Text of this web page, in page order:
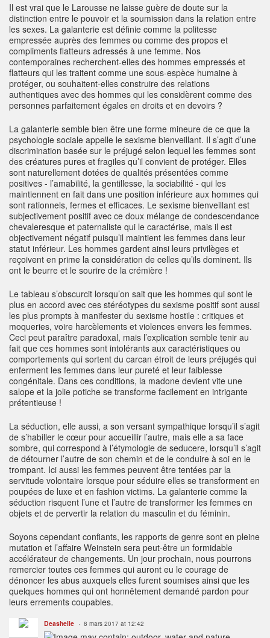
Il est vrai que le Larousse ne laisse guère de doute sur la
distinction entre le pouvoir et la soumission dans la relation entre
les sexes. La galanterie est définie comme la politesse
empressée auprès des femmes ou comme des propos et
compliments flatteurs adressés à une femme. Nos
contemporaines recherchent-elles des hommes empressés et
flatteurs qui les traitent comme une sous-espèce humaine à
protéger, ou souhaitent-elles construire des relations
authentiques avec des hommes qui les considèrent comme des
personnes parfaitement égales en droits et en devoirs ?
La galanterie semble bien être une forme mineure de ce que la
psychologie sociale appelle le sexisme bienveillant. Il s’agit d’une
discrimination basée sur le préjugé selon lequel les femmes sont
des créatures pures et fragiles qu’il convient de protéger. Elles
sont naturellement dotées de qualités présentées comme
positives - l’amabilité, la gentillesse, la sociabilité - qui les
maintiennent en fait dans une position inférieure aux hommes qui
sont rationnels, fermes et efficaces. Le sexisme bienveillant est
subjectivement positif avec ce doux mélange de condescendance
chevaleresque et paternaliste qui le caractérise, mais il est
objectivement négatif puisqu’il maintient les femmes dans leur
statut inférieur. Les hommes gardent ainsi leurs privilèges et
reçoivent en prime la considération de celles qu’ils dominent. Ils
ont le beurre et le sourire de la crémière !
Le tableau s’obscurcit lorsqu’on sait que les hommes qui sont le
plus en accord avec ces stéréotypes du sexisme positif sont aussi
les plus prompts à manifester du sexisme hostile : critiques et
moqueries, voire harcèlements et violences envers les femmes.
Ceci peut paraître paradoxal, mais l’explication semble tenir au
fait que ces hommes sont intolérants aux caractéristiques ou
comportements qui sortent du carcan étroit de leurs préjugés qui
enferment les femmes dans leur pureté et leur faiblesse
congénitale. Dans ces conditions, la madone devient vite une
salope et la jolie potiche se transforme facilement en intrigante
prétentieuse !
La séduction, elle aussi, a son versant sympathique lorsqu’il s’agit
de s’habiller le cœur pour accueillir l’autre, mais elle a sa face
sombre, qui correspond à l’étymologie de seducere, lorsqu’il s’agit
de détourner l’autre de son chemin et de le conduire à soi en le
trompant. Ici aussi les femmes peuvent être tentées par la
servitude volontaire lorsque pour séduire elles se transforment en
poupées de luxe et en fashion victims. La galanterie comme la
séduction risquent l’une et l’autre de transformer les femmes en
objets et de pervertir la relation du masculin et du féminin.
Soyons cependant confiants, les rapports de genre sont en pleine
mutation et l’affaire Weinstein sera peut-être un formidable
accélérateur de changements. Un jour prochain, nous pourrons
remercier toutes ces femmes qui auront eu le courage de
dénoncer les abus auxquels elles furent soumises ainsi que les
quelques hommes qui ont honnêtement demandé pardon pour
leurs errements coupables.
Deashelle 8 mars 2017 at 12:42